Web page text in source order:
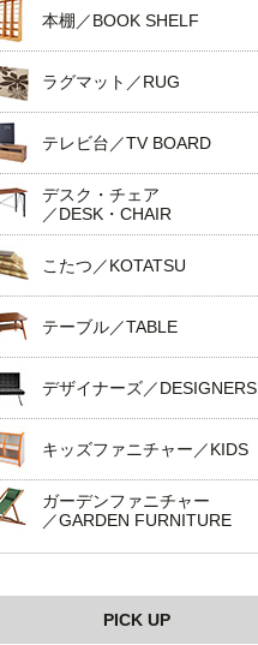
本棚／BOOK SHELF
ラグマット／RUG
テレビ台／TV BOARD
デスク・チェア
／DESK・CHAIR
こたつ／KOTATSU
テーブル／TABLE
デザイナーズ／DESIGNERS
キッズファニチャー／KIDS
ガーデンファニチャー
／GARDEN FURNITURE
PICK UP